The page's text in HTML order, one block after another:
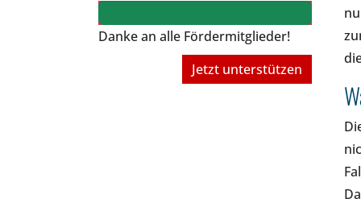
Danke an alle Fördermitglieder!
Jetzt unterstützen